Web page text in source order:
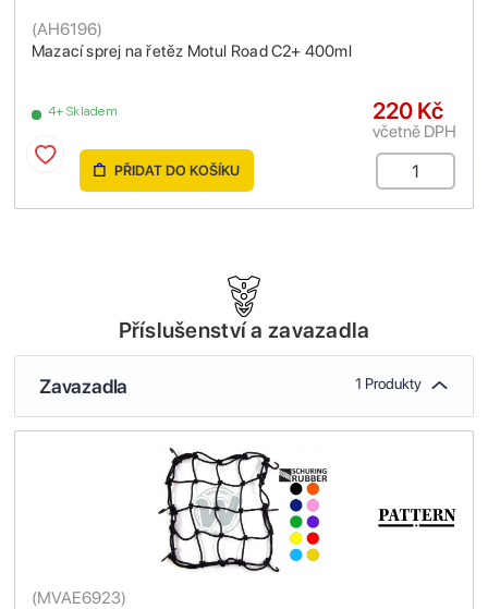
Mazací sprej na řetěz Motul Road C2+ 400ml
(AH6196)
4+ Skladem 220 Kč
včetně DPH
PŘIDAT DO KOŠÍKU
Příslušenství a zavazadla
Zavazadla 1 Produkty
(MVAE6923)